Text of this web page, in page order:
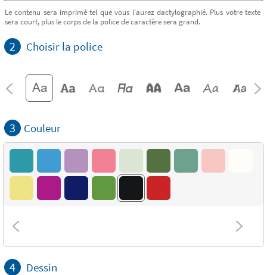
Le contenu sera imprimé tel que vous l'aurez dactylographié. Plus votre texte
sera court, plus le corps de la police de caractère sera grand.
2 Choisir la police
3 Couleur
4 Dessin